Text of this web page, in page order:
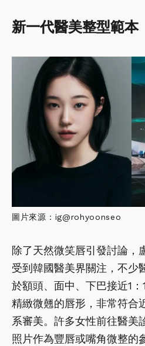
新一代醫美整型範本
圖片來源：ig@rohyoonseo
除了天然微笑唇引發討論，
受到韓國醫美界關注，不少
於額頭、面中、下巴接近1
精緻微翹的唇形，非常符合
系審美。許多女性前往醫美
照片作為豐唇或嘴角微整的